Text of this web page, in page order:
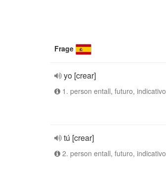
Frage
yo [crear]
1. person entall, futuro, indicativo
tú [crear]
2. person entall, futuro, indicativo